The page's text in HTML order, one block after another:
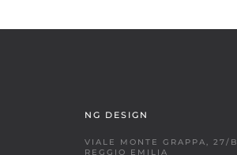
NG DESIGN
VIALE MONTE GRAPPA, 27/B
REGGIO EMILIA